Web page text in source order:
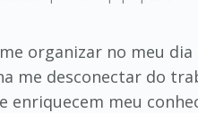
organizar no meu
me desconectar do
enriquecem meu